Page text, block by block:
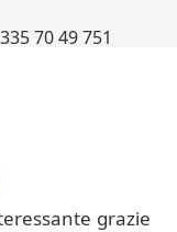
70 49 751
grazie